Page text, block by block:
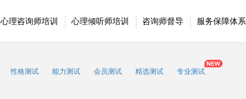
心理咨询师培训 心理倾听师培训 咨询师督导 服务保障体系
性格测试 能力测试 会员测试 精选测试 专业测试